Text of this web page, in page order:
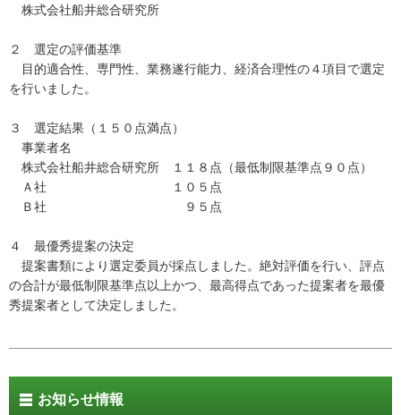
株式会社船井総合研究所
２ 選定の評価基準
目的適合性、専門性、業務遂行能力、経済合理性の４項目で選定
を行いました。
３ 選定結果（１５０点満点）
事業者名
株式会社船井総合研究所 １１８点（最低制限基準点９０点）
Ａ社 １０５点
Ｂ社 ９５点
４ 最優秀提案の決定
提案書類により選定委員が採点しました。絶対評価を行い、評点
の合計が最低制限基準点以上かつ、最高得点であった提案者を最優
秀提案者として決定しました。
お知らせ情報